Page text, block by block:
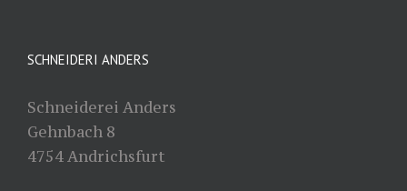
SCHNEIDERI ANDERS
Schneiderei Anders
Gehnbach 8
4754 Andrichsfurt